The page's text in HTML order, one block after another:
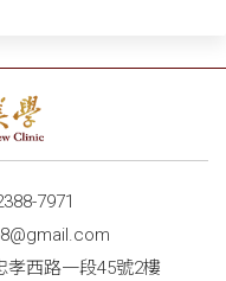
7971
孝西路一段45號2樓